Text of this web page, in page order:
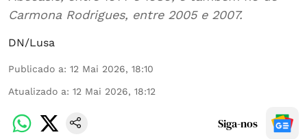
Carmona Rodrigues, entre 2005 e 2007.
DN/Lusa
Publicado a: 12 Mai 2026, 18:10
Atualizado a: 12 Mai 2026, 18:12
Siga-nos